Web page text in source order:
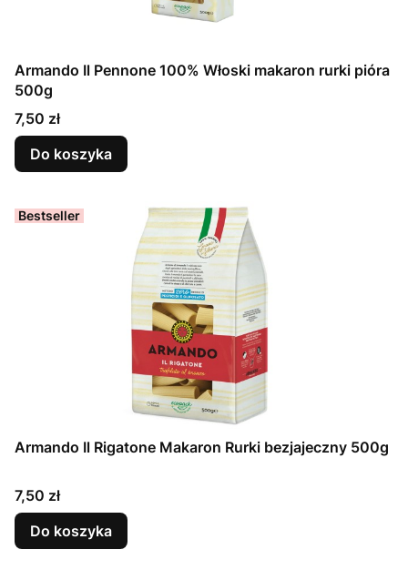
Armando Il Pennone 100% Włoski makaron rurki pióra
500g
Cena
7,50 zł
Do koszyka
Bestseller
Armando Il Rigatone Makaron Rurki bezjajeczny 500g
Cena
7,50 zł
Do koszyka